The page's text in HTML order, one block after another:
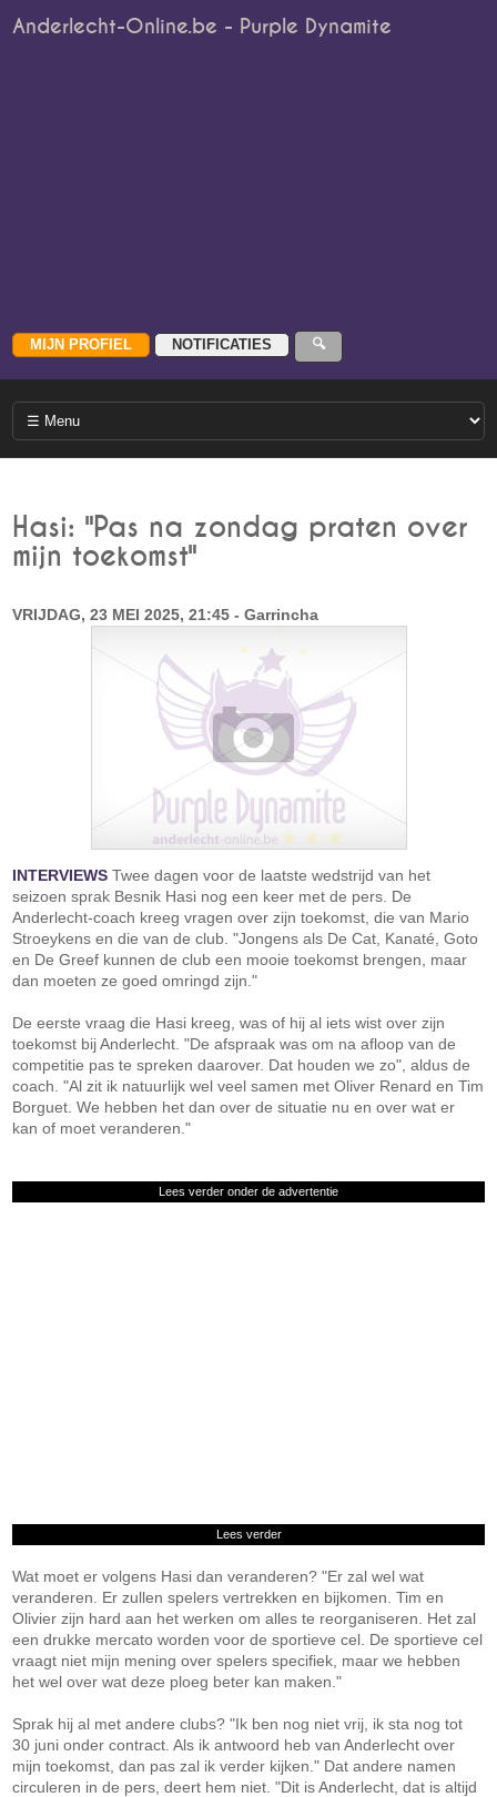
Anderlecht-Online.be - Purple Dynamite
Hasi: "Pas na zondag praten over
mijn toekomst"
VRIJDAG, 23 MEI 2025, 21:45 - Garrincha
INTERVIEWS Twee dagen voor de laatste wedstrijd van het
seizoen sprak Besnik Hasi nog een keer met de pers. De
Anderlecht-coach kreeg vragen over zijn toekomst, die van Mario
Stroeykens en die van de club. "Jongens als De Cat, Kanaté, Goto
en De Greef kunnen de club een mooie toekomst brengen, maar
dan moeten ze goed omringd zijn."
De eerste vraag die Hasi kreeg, was of hij al iets wist over zijn
toekomst bij Anderlecht. "De afspraak was om na afloop van de
competitie pas te spreken daarover. Dat houden we zo", aldus de
coach. "Al zit ik natuurlijk wel veel samen met Oliver Renard en Tim
Borguet. We hebben het dan over de situatie nu en over wat er
kan of moet veranderen."
Lees verder onder de advertentie
Lees verder
Wat moet er volgens Hasi dan veranderen? "Er zal wel wat
veranderen. Er zullen spelers vertrekken en bijkomen. Tim en
Olivier zijn hard aan het werken om alles te reorganiseren. Het zal
een drukke mercato worden voor de sportieve cel. De sportieve cel
vraagt niet mijn mening over spelers specifiek, maar we hebben
het wel over wat deze ploeg beter kan maken."
Sprak hij al met andere clubs? "Ik ben nog niet vrij, ik sta nog tot
30 juni onder contract. Als ik antwoord heb van Anderlecht over
mijn toekomst, dan pas zal ik verder kijken." Dat andere namen
circuleren in de pers, deert hem niet. "Dit is Anderlecht, dat is altijd